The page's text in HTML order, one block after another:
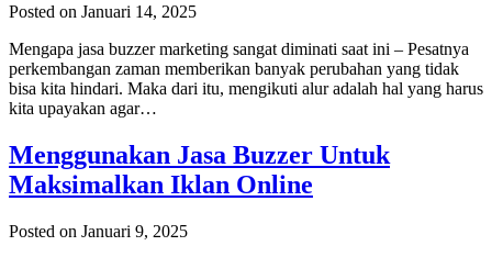
Posted on Januari 14, 2025
Mengapa jasa buzzer marketing sangat diminati saat ini – Pesatnya
perkembangan zaman memberikan banyak perubahan yang tidak
bisa kita hindari. Maka dari itu, mengikuti alur adalah hal yang harus
kita upayakan agar…
Menggunakan Jasa Buzzer Untuk
Maksimalkan Iklan Online
Posted on Januari 9, 2025